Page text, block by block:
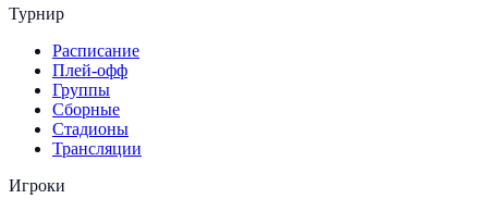
Турнир
Расписание
Плей-офф
Группы
Сборные
Стадионы
Трансляции
Игроки